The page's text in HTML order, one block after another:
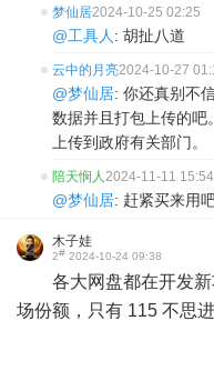
梦仙居2024-10-25 02:25
@工具人 : 胡扯八道
云中的月亮2024-10-27
@梦仙居: 你还真别不
数据并且打包上传的吧
上传到政府有关部门。
陪天悯人2024-11-11 15:54
@梦仙居: 赶紧买来用
木子娃
2# 2024-10-24 09:38
各大网盘都在开发
场份额，只有 115 不思